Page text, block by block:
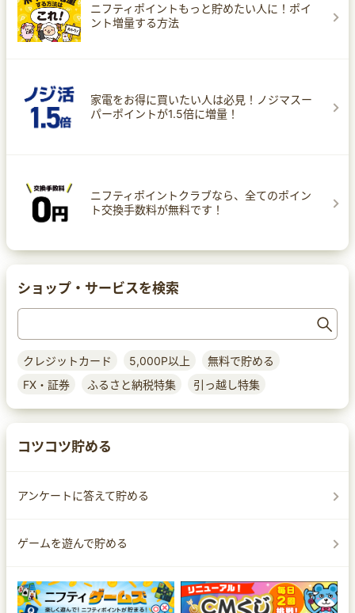
ニフティポイントもっと貯めたい人に！ポイ
ント増量する方法
家電をお得に買いたい人は必見！ノジマスー
パーポイントが1.5倍に増量！
ニフティポイントクラブなら、全てのポイン
ト交換手数料が無料です！
ショップ・サービスを検索
クレジットカード 5,000P以上
無料で貯める
FX・証券
ふるさと納税特集 引っ越し特集
コツコツ貯める
アンケートに答えて貯める
ゲームを遊んで貯める